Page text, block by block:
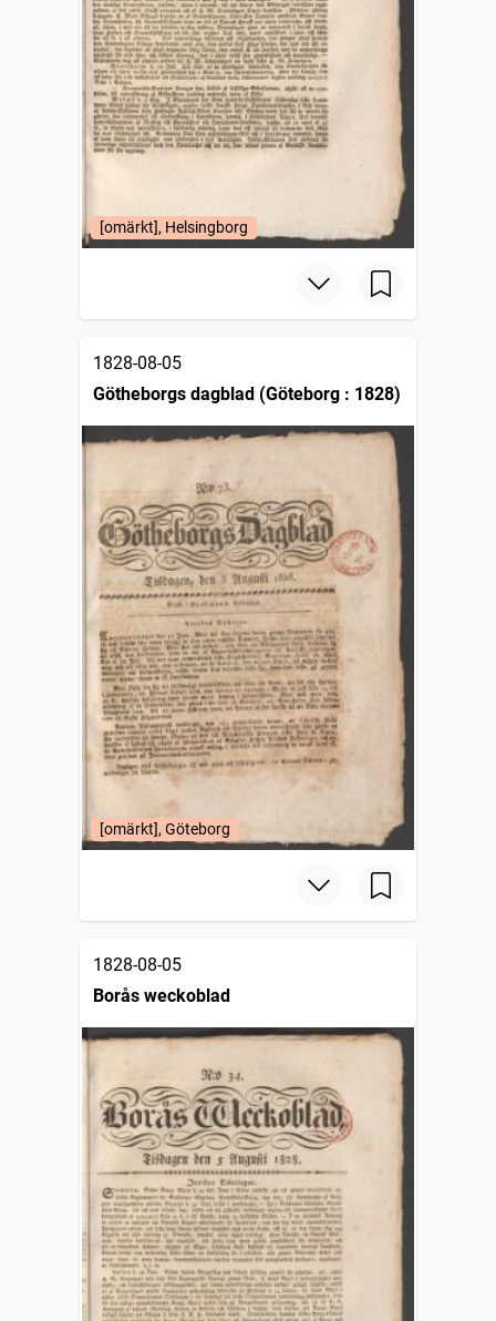
[omärkt], Helsingborg
1828-08-05
Götheborgs dagblad (Göteborg : 1828)
[omärkt], Göteborg
1828-08-05
Borås weckoblad